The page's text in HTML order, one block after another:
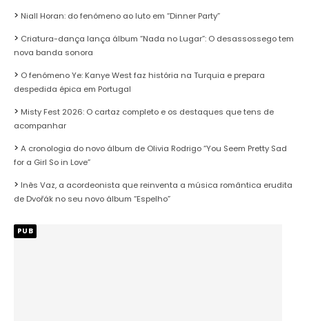
Niall Horan: do fenómeno ao luto em “Dinner Party”
Criatura-dança lança álbum “Nada no Lugar”: O desassossego tem
nova banda sonora
O fenómeno Ye: Kanye West faz história na Turquia e prepara
despedida épica em Portugal
Misty Fest 2026: O cartaz completo e os destaques que tens de
acompanhar
A cronologia do novo álbum de Olivia Rodrigo “You Seem Pretty Sad
for a Girl So in Love”
Inês Vaz, a acordeonista que reinventa a música romântica erudita
de Dvořák no seu novo álbum “Espelho”
PUB